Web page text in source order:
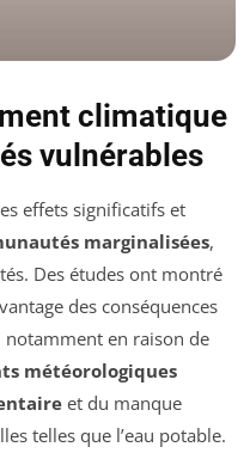
climatique
vulnérables
effets significatifs et
marginalisées,
Des études ont montré
des conséquences
notamment en raison de
météorologiques
et du manque
telles que l’eau potable.